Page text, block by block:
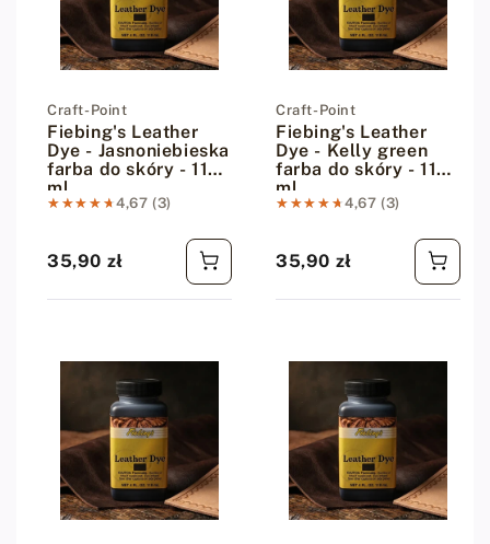
Dostawca:
Craft-Point
Fiebing's Leather
Dye - Jasnoniebieska
farba do skóry - 118
ml
★★★★★
★★★★★4,67 (3)
Cena regularna
35,90 zł
Dostawca:
Craft-Point
Fiebing's Leather
Dye - Kelly green
farba do skóry - 118
ml
★★★★★
★★★★★4,67 (3)
Cena regularna
35,90 zł